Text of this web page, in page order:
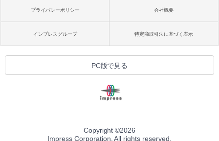
プライバシーポリシー 会社概要
インプレスグループ 特定商取引法に基づく表示
PC版で見る
Copyright ©2026
Impress Corporation. All rights reserved.